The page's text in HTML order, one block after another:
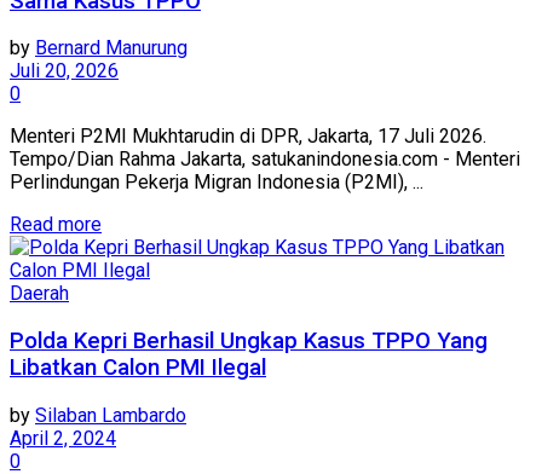
by Bernard Manurung
Juli 20, 2026
0
Menteri P2MI Mukhtarudin di DPR, Jakarta, 17 Juli 2026.
Tempo/Dian Rahma Jakarta, satukanindonesia.com - Menteri
Perlindungan Pekerja Migran Indonesia (P2MI), ...
Read more
Daerah
Polda Kepri Berhasil Ungkap Kasus TPPO Yang
Libatkan Calon PMI Ilegal
by Silaban Lambardo
April 2, 2024
0